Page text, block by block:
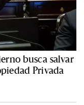
busca salvar
Privada